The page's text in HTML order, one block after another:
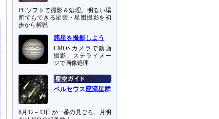
PCソフトで撮影＆処理。明るい場
所でもできる星雲・星団撮影を初
歩から解説
惑星を撮影しよう
CMOSカメラで動画
撮影、ステライメー
ジで画像処理
ペルセウス座流星群
8月12～13日が一番の見ごろ。月明